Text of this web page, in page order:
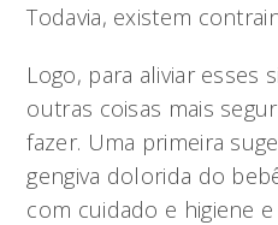
Todavia, existem
Logo, para aliviar esses
outras coisas mais
fazer. Uma primeira
gengiva dolorida do
com cuidado e higiene